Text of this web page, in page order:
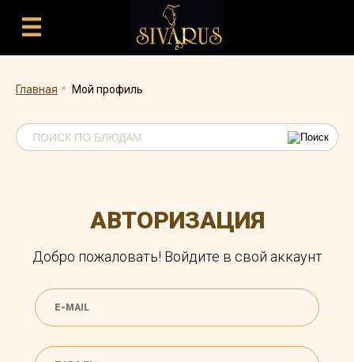
Главная . Мой профиль
АВТОРИЗАЦИЯ
Добро пожаловать! Войдите в свой аккаунт